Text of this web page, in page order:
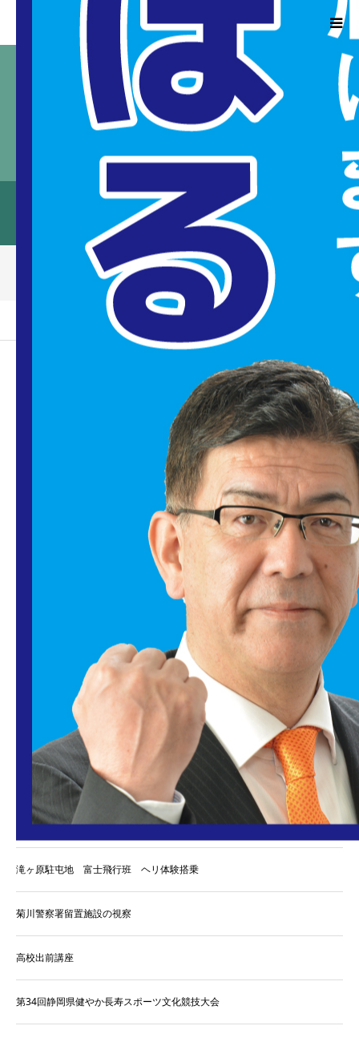
ブログアーカイブページに表示するキャッチ
1548656742978
昇勝俣
最近ののぼかつブログ
国道138号御殿場バイパス西区間の建設促進要望
滝ヶ原駐屯地 富士飛行班 ヘリ体験搭乗
菊川警察署留置施設の視察
高校出前講座
第34回静岡県健やか長寿スポーツ文化競技大会
HOME
プロフィール
勝俣のぼるの志
Facebook